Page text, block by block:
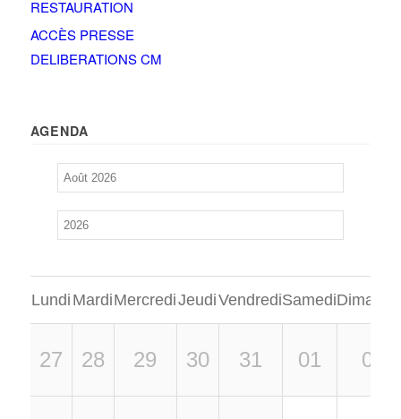
RESTAURATION
ACCÈS PRESSE
DELIBERATIONS CM
AGENDA
Lundi MardiMercrediJeudiVendrediSamedi
27 28 29 30 31 01 02